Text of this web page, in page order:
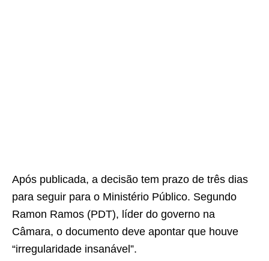
Após publicada, a decisão tem prazo de três dias
para seguir para o Ministério Público. Segundo
Ramon Ramos (PDT), líder do governo na
Câmara, o documento deve apontar que houve
“irregularidade insanável”.